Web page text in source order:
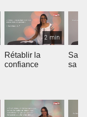
2 min
Rétablir la
confiance
sa